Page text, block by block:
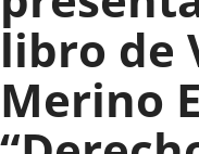
libro de
Merino